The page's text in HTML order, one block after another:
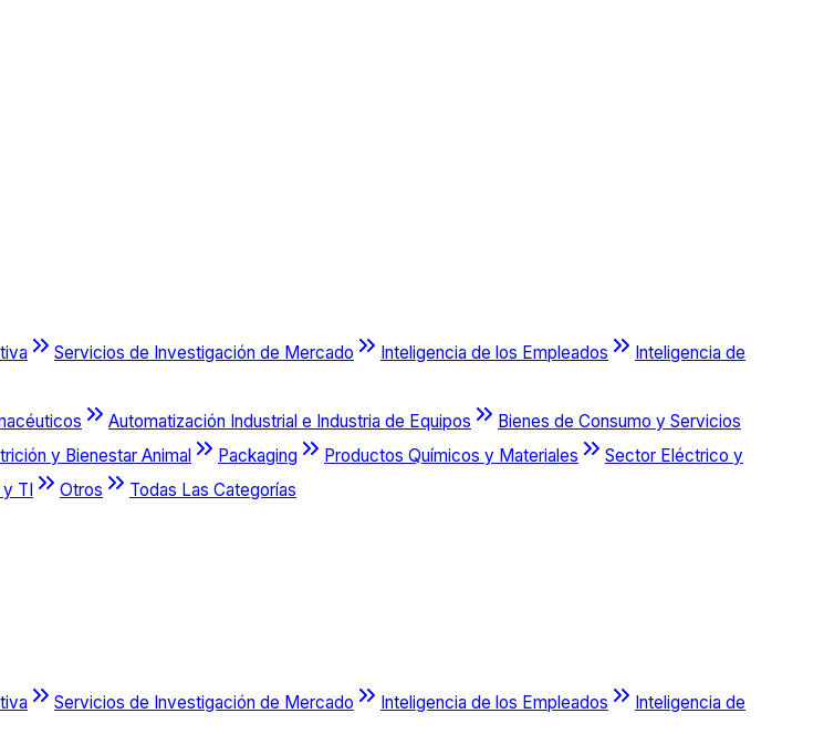
Servicios de Investigación de Mercado Inteligencia de los Empleados
Inteligencia de
Automatización Industrial e Industria de Equipos
Bienes de Consumo y Servicios
y Bienestar Animal Packaging Productos Químicos y Materiales
Sector Eléctrico y
y TI Otros Todas Las Categorías
Servicios de Investigación de Mercado Inteligencia de los Empleados
Inteligencia de